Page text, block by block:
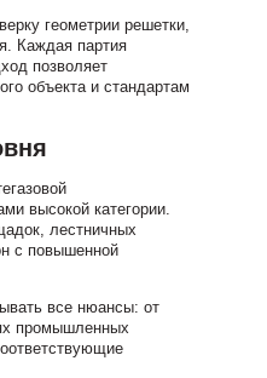
геометрии решетки,
Каждая партия
позволяет
объекта и стандартам
высокой категории.
лестничных
с повышенной
все нюансы: от
промышленных